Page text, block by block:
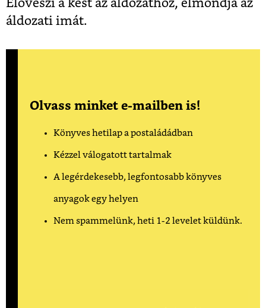
Előveszi a kést az áldozathoz, elmondja az
áldozati imát.
Olvass minket e-mailben is!
Könyves hetilap a postaládádban
Kézzel válogatott tartalmak
A legérdekesebb, legfontosabb könyves
anyagok egy helyen
Nem spammelünk, heti 1-2 levelet küldünk.